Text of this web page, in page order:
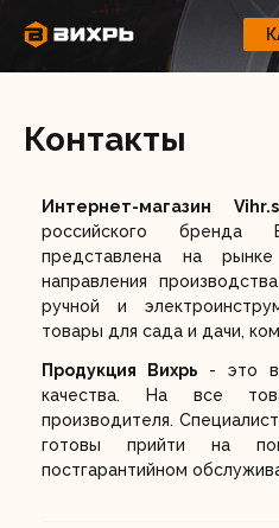
Доставка и оплата
Сервис
ИНСТРУМЕНТ
НАСОСЫ
ОБОРУДОВАНИЕ
Контакты
Интернет-магазин
российского бренда
представлена на
направления
ручной и
товары для сада и дачи,
Продукция Вихрь - это
качества. На все
производителя.
готовы прийти на
постгарантийном
ВАШ ЗАКАЗ